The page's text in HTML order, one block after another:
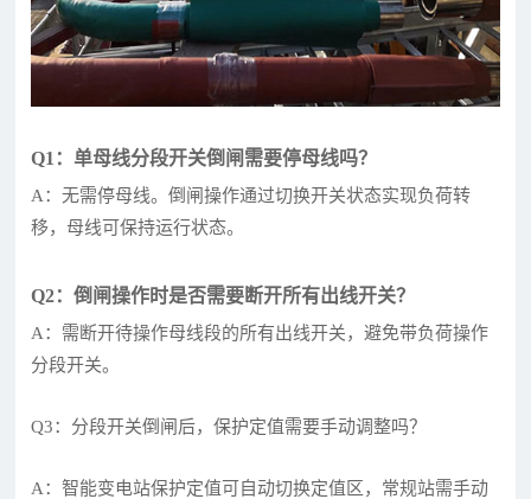
Q1：单母线分段开关倒闸需要停母线吗？
A：无需停母线。倒闸操作通过切换开关状态实现负荷转
移，母线可保持运行状态。
Q2：倒闸操作时是否需要断开所有出线开关？
A：需断开待操作母线段的所有出线开关，避免带负荷操作
分段开关。
Q3：分段开关倒闸后，保护定值需要手动调整吗？
A：智能变电站保护定值可自动切换定值区，常规站需手动